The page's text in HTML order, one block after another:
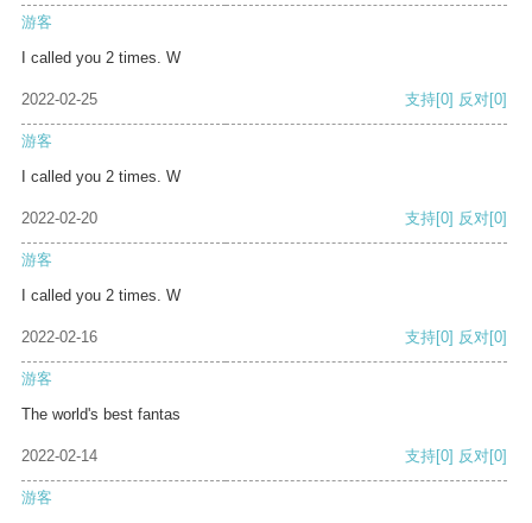
游客
I called you 2 times. W
2022-02-25 支持[0] 反对[0]
游客
I called you 2 times. W
2022-02-20 支持[0] 反对[0]
游客
I called you 2 times. W
2022-02-16 支持[0] 反对[0]
游客
The world's best fantas
2022-02-14 支持[0] 反对[0]
游客